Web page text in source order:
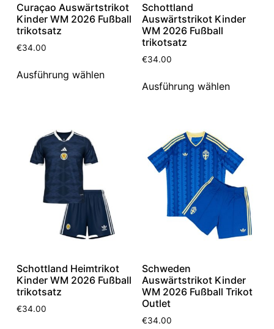
Curaçao Auswärtstrikot
Kinder WM 2026 Fußball
trikotsatz
€34.00
Ausführung wählen
Schottland
Auswärtstrikot Kinder
WM 2026 Fußball
trikotsatz
€34.00
Ausführung wählen
Schottland Heimtrikot
Kinder WM 2026 Fußball
trikotsatz
€34.00
Schweden
Auswärtstrikot Kinder
WM 2026 Fußball Trikot
Outlet
€34.00